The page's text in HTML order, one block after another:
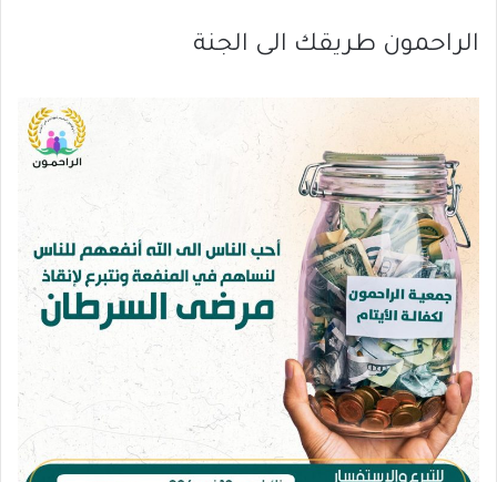
الراحمون طريقك الى الجنة